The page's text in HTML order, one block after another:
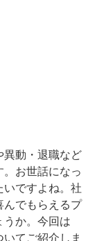
異動・退職など
お世話になっ
いですよね。社
んでもらえるプ
うか。今回は
いてご紹介しま